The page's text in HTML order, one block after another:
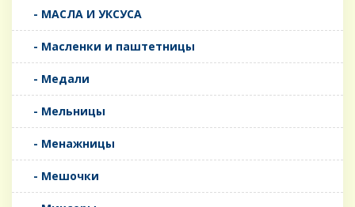
- МАСЛА И УКСУСА
- Масленки и паштетницы
- Медали
- Мельницы
- Менажницы
- Мешочки